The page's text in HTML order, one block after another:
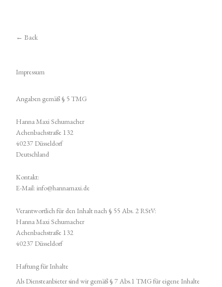
← Back
Impressum
Angaben gemäß § 5 TMG
Hanna Maxi Schumacher
Achenbachstraße 132
40237 Düsseldorf
Deutschland
Kontakt:
E-Mail: info@hannamaxi.de
Verantwortlich für den Inhalt nach § 55 Abs. 2 RStV:
Hanna Maxi Schumacher
Achenbachstraße 132
40237 Düsseldorf
Haftung für Inhalte
Als Diensteanbieter sind wir gemäß § 7 Abs.1 TMG für eigene Inhalte